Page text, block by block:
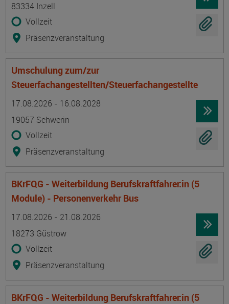
83334 Inzell
Vollzeit
Präsenzveranstaltung
Umschulung zum/zur
Steuerfachangestellten/Steuerfachangestellte
17.08.2026 - 16.08.2028
19057 Schwerin
Vollzeit
Präsenzveranstaltung
BKrFQG - Weiterbildung Berufskraftfahrer:in (5
Module) - Personenverkehr Bus
17.08.2026 - 21.08.2026
18273 Güstrow
Vollzeit
Präsenzveranstaltung
BKrFQG - Weiterbildung Berufskraftfahrer:in (5